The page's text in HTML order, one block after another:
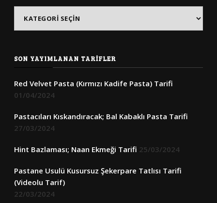
SON YAYIMLANAN TARIFLER
Red Velvet Pasta (Kırmızı Kadife Pasta) Tarifi
01/04/2024
Pastacıları Kıskandıracak; Bal Kabaklı Pasta Tarifi
27/03/2024
Hint Bazlaması; Naan Ekmeği Tarifi 25/03/2024
Pastane Usulü Kusursuz Şekerpare Tatlısı Tarifi
(Videolu Tarif)
22/03/2024